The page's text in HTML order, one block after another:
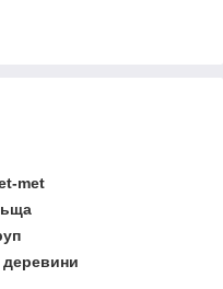
met